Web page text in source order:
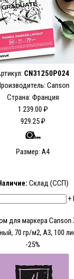
CN31250P024
Canson
Страна: Франция
1 239.00 ₽
929.25 ₽
Размер: А4
Склад (ССП)
+
для маркера Canson
70 гр/м2, А3, 100
-25%